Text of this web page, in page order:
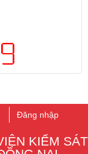
KIỂM SÁT
NAI